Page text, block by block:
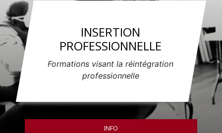
INSERTION
PROFESSIONNELLE
Formations visant la réintégration
professionnelle
INFO